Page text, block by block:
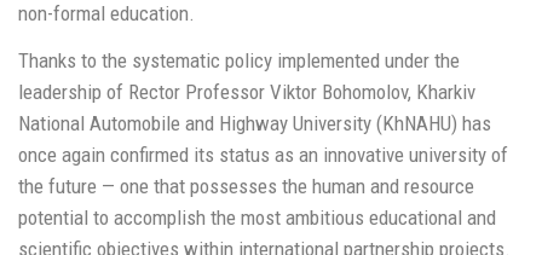
non-formal education.
Thanks to the systematic policy implemented under the
leadership of Rector Professor Viktor Bohomolov, Kharkiv
National Automobile and Highway University (KhNAHU) has
once again confirmed its status as an innovative university of
the future — one that possesses the human and resource
potential to accomplish the most ambitious educational and
scientific objectives within international partnership projects.